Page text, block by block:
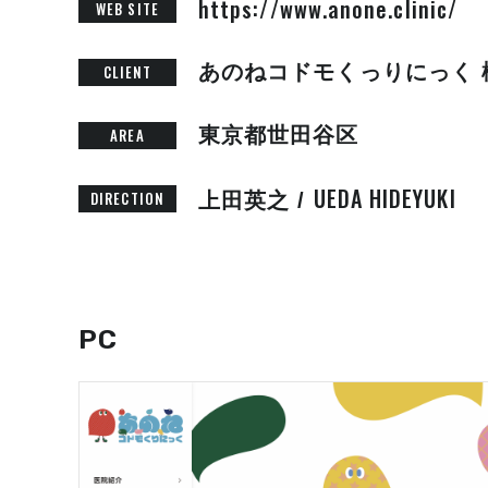
WEB SITE https://www.anone.clinic/
CLIENT あのねコドモくっりにっく
AREA 東京都世田谷区
DIRECTION 上田英之 / UEDA HIDEYUKI
PC